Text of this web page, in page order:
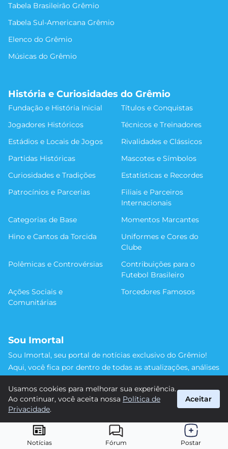
Notícias Fórum Postar
Tabela Brasileirão Grêmio
Tabela Sul-Americana Grêmio
Elenco do Grêmio
Músicas do Grêmio
História e Curiosidades do Grêmio
Fundação e História Inicial
Títulos e Conquistas
Jogadores Históricos
Técnicos e Treinadores
Estádios e Locais de Jogos
Rivalidades e Clássicos
Partidas Históricas
Mascotes e Símbolos
Curiosidades e Tradições
Estatísticas e Recordes
Patrocínios e Parcerias
Filiais e Parceiros
Internacionais
Categorias de Base
Momentos Marcantes
Hino e Cantos da Torcida
Uniformes e Cores do
Clube
Polêmicas e Controvérsias
Contribuições para o
Futebol Brasileiro
Ações Sociais e
Comunitárias
Torcedores Famosos
Sou Imortal
Sou Imortal, seu portal de notícias exclusivo do Grêmio!
Aqui, você fica por dentro de todas as atualizações, análises
detalhe da trajetória do nosso time rumo às vitórias!
#Grêmio #SouImortal
© 2026 Sou Imortal. Todos os direitos reservados.
Usamos cookies para melhorar sua experiência.
Ao continuar, você aceita nossa Política de
Privacidade.
Aceitar